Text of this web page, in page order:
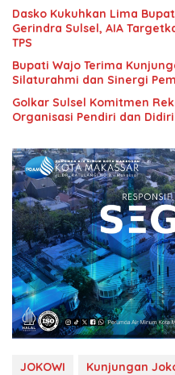
Dasko Kukuhkan Lima
Gerindra Sulsel, AIA
TPS
Bupati Wajo Terima
Silaturahmi dan Sinergi
Golkar Sulsel Komitmen
Organisasi Pendiri dan
JOKOWI Kunjungan